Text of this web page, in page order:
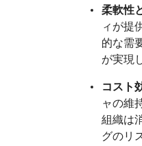
柔軟性
ィが提
的な需
が実現
コスト
ャの維
組織は
グのリ